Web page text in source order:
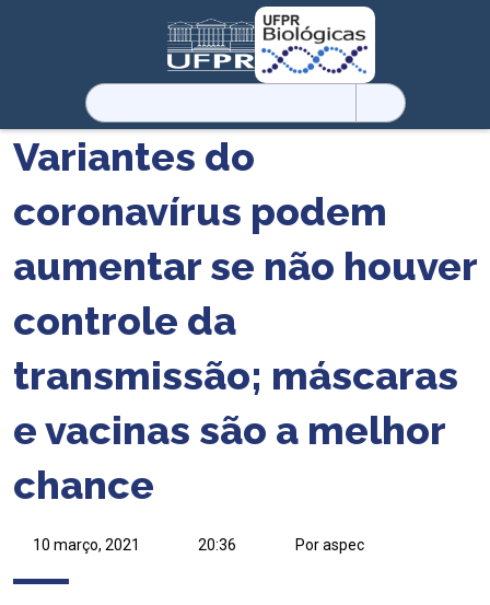
Pesquisar
por:
Variantes do
coronavírus podem
aumentar se não houver
controle da
transmissão; máscaras
e vacinas são a melhor
chance
10 março, 2021 20:36 Por aspec